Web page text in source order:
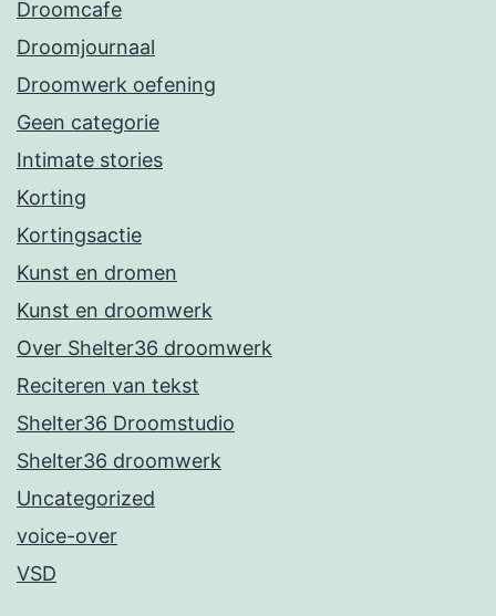
Droomcafe
Droomjournaal
Droomwerk oefening
Geen categorie
Intimate stories
Korting
Kortingsactie
Kunst en dromen
Kunst en droomwerk
Over Shelter36 droomwerk
Reciteren van tekst
Shelter36 Droomstudio
Shelter36 droomwerk
Uncategorized
voice-over
VSD